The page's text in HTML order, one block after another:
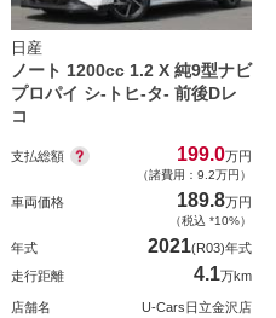
日産
ノート 1200cc 1.2 X 純9型ナビ
プロパイ シ-トヒ-タ- 前後Dレ
コ
支払総額 199.0万円
（諸費用：9.2万円）
車両価格 189.8万円
（税込 *10%）
年式 2021(R03)年式
走行距離
4.1万km
店舗名 U-Cars日立金沢店